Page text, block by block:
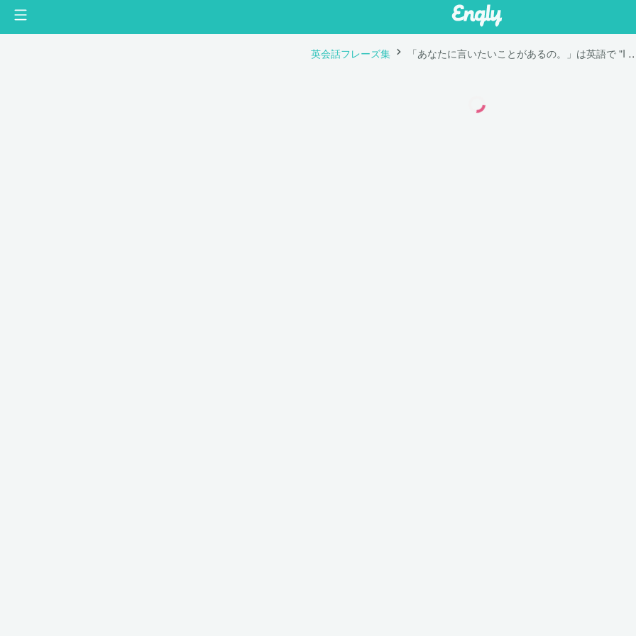
英会話フレーズ集 「あなたに言いたいことがあるの。」は英語